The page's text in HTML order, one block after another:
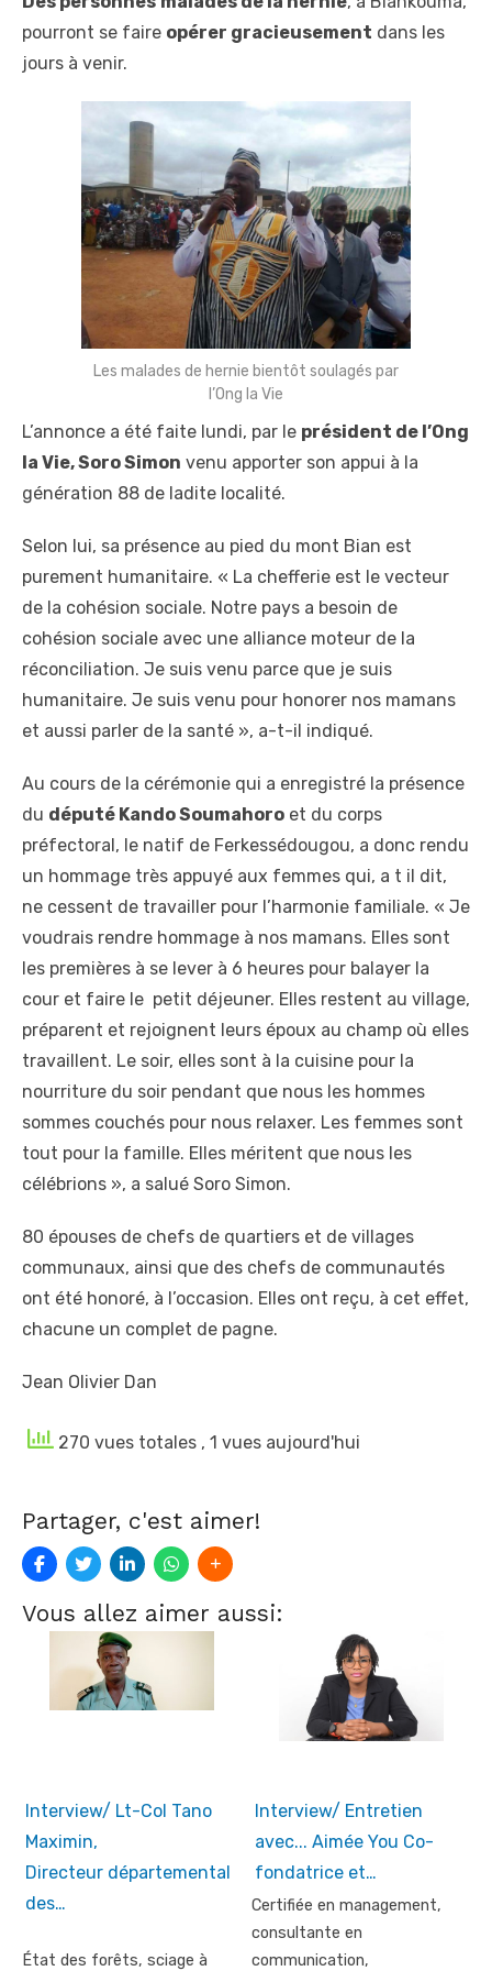
pourront se faire opérer gracieusement dans les
jours à venir.
Les malades de hernie bientôt soulagés par
l’Ong la Vie
L’annonce a été faite lundi, par le président de l’Ong
la Vie, Soro Simon venu apporter son appui à la
génération 88 de ladite localité.
Selon lui, sa présence au pied du mont Bian est
purement humanitaire. « La chefferie est le vecteur
de la cohésion sociale. Notre pays a besoin de
cohésion sociale avec une alliance moteur de la
réconciliation. Je suis venu parce que je suis
humanitaire. Je suis venu pour honorer nos mamans
et aussi parler de la santé », a-t-il indiqué.
Au cours de la cérémonie qui a enregistré la présence
du député Kando Soumahoro et du corps
préfectoral, le natif de Ferkessédougou, a donc rendu
un hommage très appuyé aux femmes qui, a t il dit,
ne cessent de travailler pour l’harmonie familiale. « Je
voudrais rendre hommage à nos mamans. Elles sont
les premières à se lever à 6 heures pour balayer la
cour et faire le petit déjeuner. Elles restent au village,
préparent et rejoignent leurs époux au champ où elles
travaillent. Le soir, elles sont à la cuisine pour la
nourriture du soir pendant que nous les hommes
sommes couchés pour nous relaxer. Les femmes sont
tout pour la famille. Elles méritent que nous les
célébrions », a salué Soro Simon.
80 épouses de chefs de quartiers et de villages
communaux, ainsi que des chefs de communautés
ont été honoré, à l’occasion. Elles ont reçu, à cet effet,
chacune un complet de pagne.
Jean Olivier Dan
270 vues totales , 1 vues aujourd'hui
Partager, c'est aimer!
Vous allez aimer aussi:
Interview/ Lt-Col Tano
Maximin,
Directeur départemental
des…
État des forêts, sciage à
Interview/ Entretien
avec... Aimée You Co-
fondatrice et…
Certifiée en management,
consultante en
communication,